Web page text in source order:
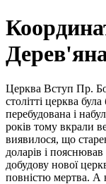
Церква Вступ Пр.
столітті церква
перебудована і
років тому вкрали
виявилося, що
доларів і
добудову нової
повністю мертва. А